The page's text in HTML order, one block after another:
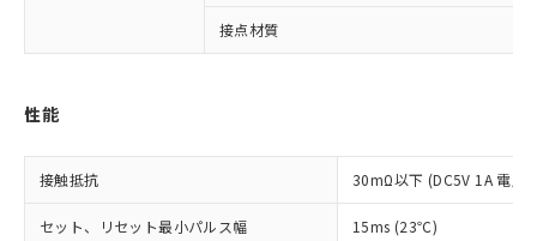
接点材質
性能
接触抵抗 30mΩ以下 (DC5V 1A 電圧
セット、リセット最小パルス幅 15ms (23℃)
ご利用条件
以下の条件をお読みいただき、同意のうえ
対応済み：EU RoHS指令（10物質）の
有に対応した製品に切り替える予定のある
商品です。
対応予定なし：EU RoHS指令（10物質）の
非含有に非対応の商品で、対応品を出す予